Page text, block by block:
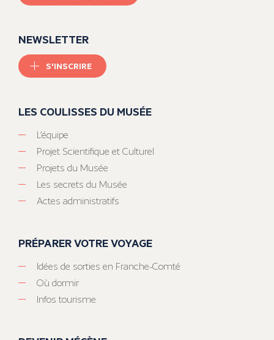
NEWSLETTER
S'INSCRIRE
LES COULISSES DU MUSÉE
L’équipe
Projet Scientifique et Culturel
Projets du Musée
Les secrets du Musée
Actes administratifs
PRÉPARER VOTRE VOYAGE
Idées de sorties en Franche-Comté
Où dormir
Infos tourisme